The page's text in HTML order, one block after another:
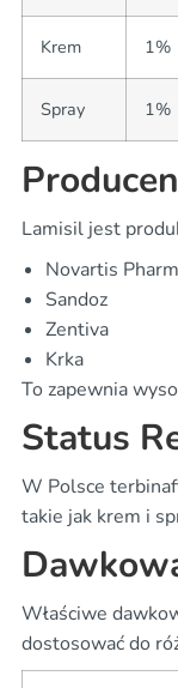
Krem 1%
Spray 1%
Lamisil jest
Novartis
Sandoz
Zentiva
Krka
To zapewnia
Status
W Polsce
takie jak krem i
Właściwe
dostosować do